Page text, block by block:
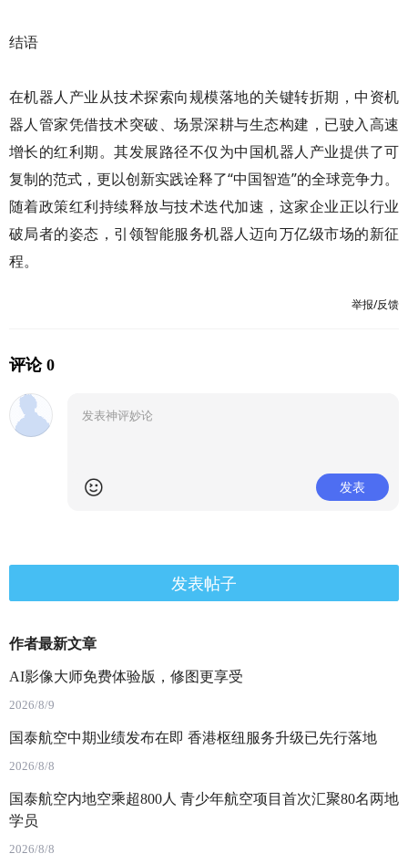
结语
在机器人产业从技术探索向规模落地的关键转折期，中资机
器人管家凭借技术突破、场景深耕与生态构建，已驶入高速
增长的红利期。其发展路径不仅为中国机器人产业提供了可
复制的范式，更以创新实践诠释了“中国智造”的全球竞争力。
随着政策红利持续释放与技术迭代加速，这家企业正以行业
破局者的姿态，引领智能服务机器人迈向万亿级市场的新征
程。
举报/反馈
评论 0
发表
发表帖子
作者最新文章
AI影像大师免费体验版，修图更享受
2026/8/9
国泰航空中期业绩发布在即 香港枢纽服务升级已先行落地
2026/8/8
国泰航空内地空乘超800人 青少年航空项目首次汇聚80名两地
学员
2026/8/8